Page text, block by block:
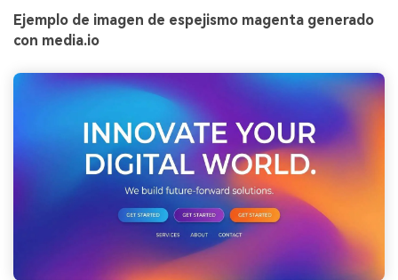
Ejemplo de imagen de espejismo magenta generado
con media.io